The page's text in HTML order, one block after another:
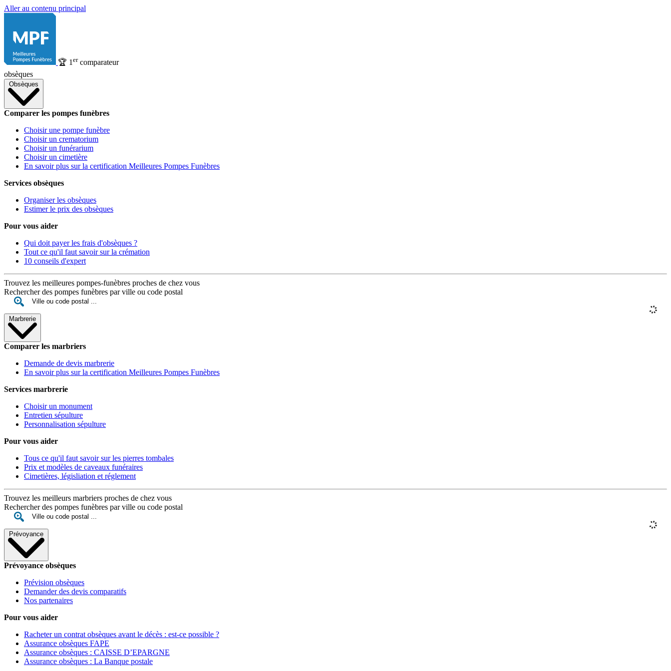
Aller au contenu principal
🏆 1 ercomparateur
obsèques
Obsèques
Comparer les pompes funèbres
Choisir une pompe funèbre
Choisir un crematorium
Choisir un funérarium
Choisir un cimetière
En savoir plus sur la certification Meilleures Pompes Funèbres
Services obsèques
Organiser les obsèques
Estimer le prix des obsèques
Pour vous aider
Qui doit payer les frais d'obsèques ?
Tout ce qu'il faut savoir sur la crémation
10 conseils d'expert
Trouvez les meilleures pompes-funèbres proches de chez vous
Rechercher des pompes funèbres par ville ou code postal
Marbrerie
Comparer les marbriers
Demande de devis marbrerie
En savoir plus sur la certification Meilleures Pompes Funèbres
Services marbrerie
Choisir un monument
Entretien sépulture
Personnalisation sépulture
Pour vous aider
Tous ce qu'il faut savoir sur les pierres tombales
Prix et modèles de caveaux funéraires
Cimetières, législiation et réglement
Trouvez les meilleurs marbriers proches de chez vous
Rechercher des pompes funèbres par ville ou code postal
Prévoyance
Prévoyance obsèques
Prévision obsèques
Demander des devis comparatifs
Nos partenaires
Pour vous aider
Racheter un contrat obsèques avant le décès : est-ce possible ?
Assurance obsèques FAPE
Assurance obsèques : CAISSE D’EPARGNE
Assurance obsèques : La Banque postale